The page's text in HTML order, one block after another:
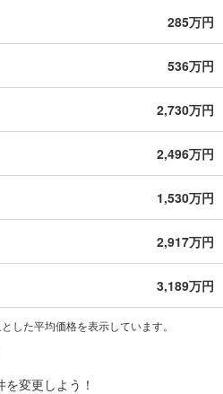
285万円
536万円
2,730万円
2,496万円
1,530万円
2,917万円
3,189万円
した平均価格を表示しています。
を変更しよう！